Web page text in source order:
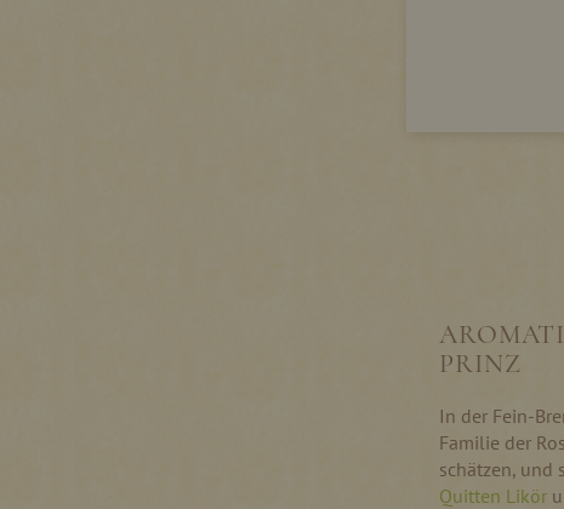
PRINZ
In der Fein-
Familie der
schätzen, und
Quitten Likör